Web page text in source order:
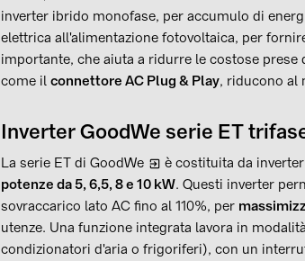
inverter ibrido monofase, per accumulo di
elettrica all'alimentazione fotovoltaica, per
importante, che aiuta a ridurre le costose
come il connettore AC Plug & Play, riducono al
Inverter GoodWe serie ET
La serie ET di GoodWe
è costituita da
potenze da 5, 6,5, 8 e 10 kW. Questi inverter
sovraccarico lato AC fino al 110%, per
utenze. Una funzione integrata lavora in
condizionatori d'aria o frigoriferi), con un